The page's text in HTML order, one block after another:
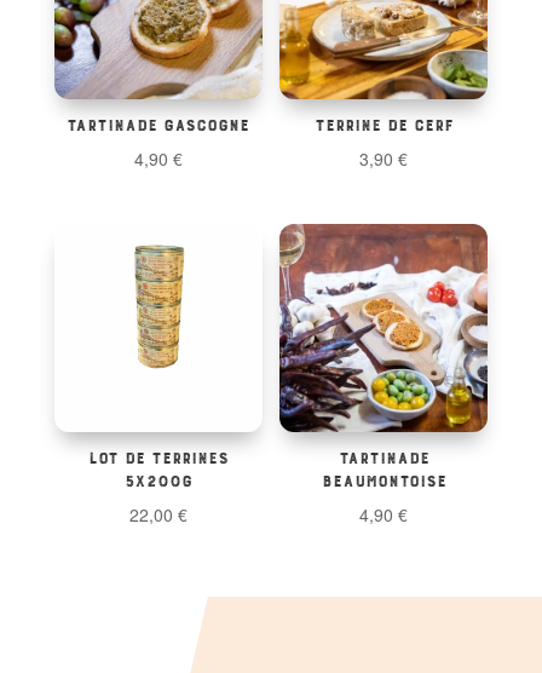
TARTINADE GASCOGNE
4,90 €
TERRINE DE CERF
3,90€
LOT DE TERRINES
5X200G
22,00 €
TARTINADE
BEAUMONTOISE
4,90€